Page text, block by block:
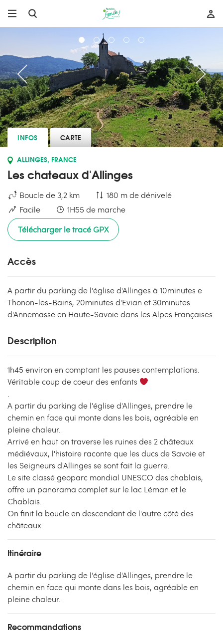
INFOS CARTE
ALLINGES, FRANCE
Les chateaux d'Allinges
Boucle de 3,2 km
180 m de dénivelé
Facile
1H55 de marche
Télécharger le tracé GPX
Accès
A partir du parking de l'église d'Allinges à 10minutes e
Thonon-les-Bains, 20minutes d'Evian et 30minutes
d'Annemasse en Haute-Savoie dans les Alpes Françaises.
Description
1h45 environ en comptant les pauses contemplations.
Véritable coup de coeur des enfants
A partir du parking de l'église d'Allinges, prendre le
chemin en face qui monte dans les bois, agréable en
pleine chaleur.
Arrivé en haut on traverse les ruines des 2 châteaux
médiévaux, l'histoire raconte que les ducs de Savoie et
les Seigneurs d'Allinges se sont fait la guerre.
Le site classé geoparc mondial UNESCO des chablais,
offre un panorama complet sur le lac Léman et le
Chablais.
On finit la boucle en descendant de l'autre côté des
châteaux.
Itinéraire
A partir du parking de l'église d'Allinges, prendre le
chemin en face qui monte dans les bois, agréable en
pleine chaleur.
Recommandations